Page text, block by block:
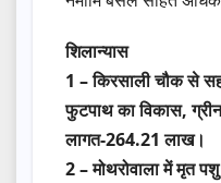
शिलान्यास
1 – किरसाली चौक से
फुटपाथ का विकास,
लागत-264.21 लाख।
2 – मोथरोवाला में मृत